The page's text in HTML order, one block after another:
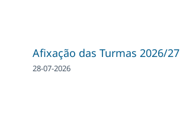
Afixação das Turmas 2026/27
28-07-2026